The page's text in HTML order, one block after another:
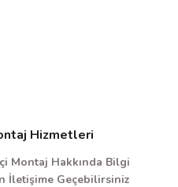
Hizmetleri
Montaj Hakkında Bilgi
İletişime Geçebilirsiniz